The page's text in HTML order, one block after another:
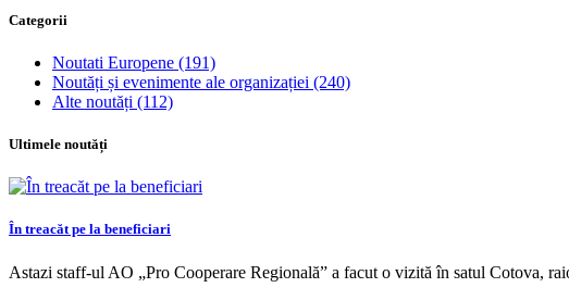
Categorii
Noutati Europene (191)
Noutăți și evenimente ale organizației (240)
Alte noutăți (112)
Ultimele noutăți
În treacăt pe la beneficiari
Astazi staff-ul AO „Pro Cooperare Regională” a facut o vizită în satul Cotova,